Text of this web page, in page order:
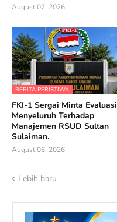
August 07, 2026
BERITA PERISTIWA
FKI-1 Sergai Minta Evaluasi
Menyeluruh Terhadap
Manajemen RSUD Sultan
Sulaiman.
August 06, 2026
Lebih baru